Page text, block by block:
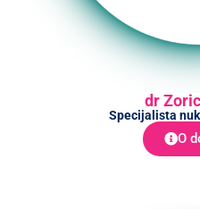
dr
Specijalista
O